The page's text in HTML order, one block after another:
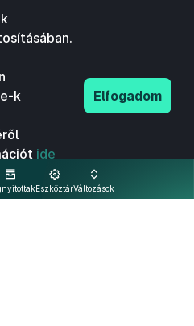
EszköztárVáltozások
k
ide
Elfogadom